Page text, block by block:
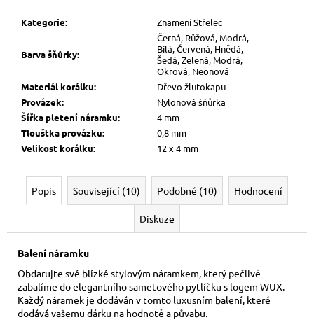
Kategorie: Znamení Střelec
Barva šňůrky:
Černá, Růžová, Modrá,
Bílá, Červená, Hnědá,
Šedá, Zelená, Modrá,
Okrová, Neonová
Materiál korálku:
Dřevo žlutokapu
Provázek:
Nylonová šňůrka
Šířka pletení náramku:
4 mm
Tlouštka provázku:
0,8 mm
Velikost korálku: 12 x 4 mm
Popis Související (10) Podobné (10) Hodnocení
Diskuze
Balení náramku
Obdarujte své blízké stylovým náramkem, který pečlivě
zabalíme do elegantního sametového pytlíčku s logem WUX.
Každý náramek je dodáván v tomto luxusním balení, které
dodává vašemu dárku na hodnotě a půvabu.